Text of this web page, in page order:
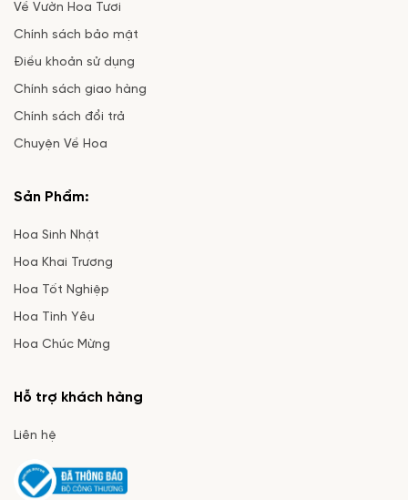
Về Vườn Hoa Tươi
Chính sách bảo mật
Điều khoản sử dụng
Chính sách giao hàng
Chính sách đổi trả
Chuyện Về Hoa
Sản Phẩm:
Hoa Sinh Nhật
Hoa Khai Trương
Hoa Tốt Nghiệp
Hoa Tình Yêu
Hoa Chúc Mừng
Hỗ trợ khách hàng
Liên hệ